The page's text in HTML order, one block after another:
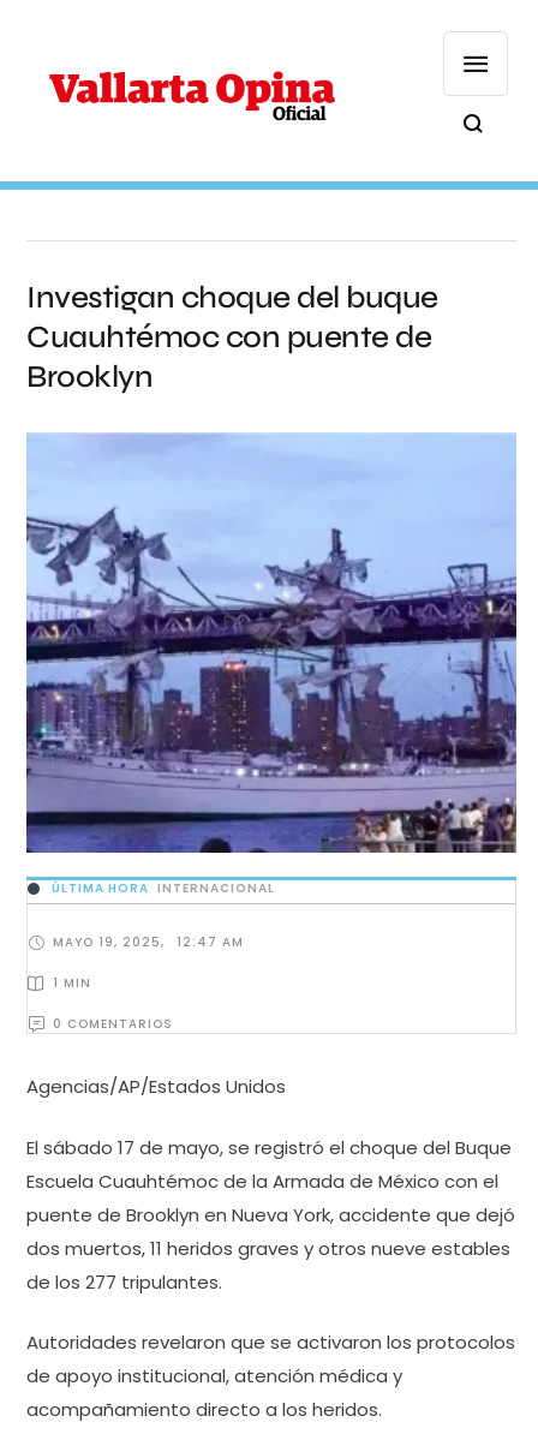
Investigan choque del buque
Cuauhtémoc con puente de
Brooklyn
ÚLTIMA HORA INTERNACIONAL
MAYO 19, 2025, 12:47 AM
1 MIN
0 COMENTARIOS
Agencias/AP/Estados Unidos
El sábado 17 de mayo, se registró el choque del Buque
Escuela Cuauhtémoc de la Armada de México con el
puente de Brooklyn en Nueva York, accidente que dejó
dos muertos, 11 heridos graves y otros nueve estables
de los 277 tripulantes.
Autoridades revelaron que se activaron los protocolos
de apoyo institucional, atención médica y
acompañamiento directo a los heridos.